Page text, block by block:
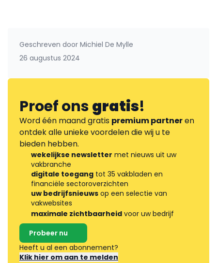
Geschreven door Michiel De Mylle
26 augustus 2024
Proef onsgratis!
Word één maand gratis premium partneren
ontdek alle unieke voordelen die wij u te
bieden hebben.
wekelijkse newsletter met nieuws uit uw
vakbranche
digitale toegang tot 35 vakbladen en
financiële sectoroverzichten
uw bedrijfsnieuws op een selectie van
vakwebsites
maximale zichtbaarheid voor uw bedrijf
Probeer nu
Heeft u al een abonnement?
Klik hier om aan te melden